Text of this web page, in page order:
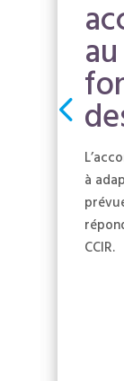
au
à
CCIR.